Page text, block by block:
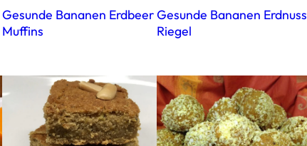
Gesunde Bananen Erdbeer
Muffins
Gesunde Bananen Erdnuss
Riegel